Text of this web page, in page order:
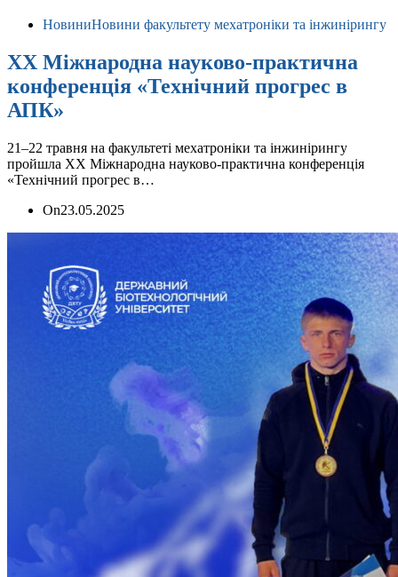
НовиниНовини факультету мехатроніки та інжинірингу
ХХ Міжнародна науково-практична
конференція «Технічний прогрес в
АПК»
21–22 травня на факультеті мехатроніки та інжинірингу
пройшла ХХ Міжнародна науково-практична конференція
«Технічний прогрес в…
On23.05.2025